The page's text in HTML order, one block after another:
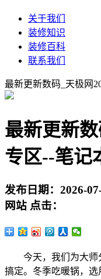
关于我们
装修知识
装修百科
联系我们
最新更新数码_天极网
最新更新
专区--笔记
发布日期： 2026-
网站 点击：
今天，我们为大师
搞定。冬季吃暖锅，